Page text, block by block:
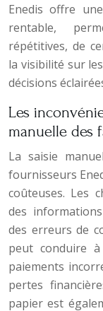
Enedis offre
rentable,
répétitives, de
la visibilité sur
décisions
Les
manuelle des
La saisie
fournisseurs
coûteuses. Les
des
des erreurs de
peut conduire
paiements
pertes
papier est